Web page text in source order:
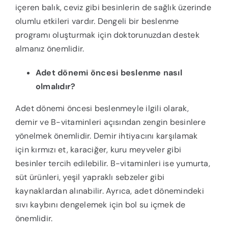
içeren balık, ceviz gibi besinlerin de sağlık üzerinde
olumlu etkileri vardır. Dengeli bir beslenme
programı oluşturmak için doktorunuzdan destek
almanız önemlidir.
Adet dönemi öncesi beslenme nasıl
olmalıdır?
Adet dönemi öncesi beslenmeyle ilgili olarak,
demir ve B-vitaminleri açısından zengin besinlere
yönelmek önemlidir. Demir ihtiyacını karşılamak
için kırmızı et, karaciğer, kuru meyveler gibi
besinler tercih edilebilir. B-vitaminleri ise yumurta,
süt ürünleri, yeşil yapraklı sebzeler gibi
kaynaklardan alınabilir. Ayrıca, adet dönemindeki
sıvı kaybını dengelemek için bol su içmek de
önemlidir.